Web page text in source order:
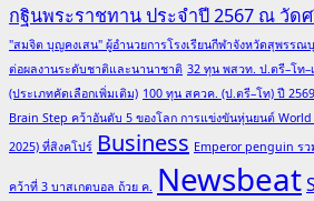
กฐินพระราชทาน ประจำปี 2567 ณ วัด
"สมจิต บุญคงเสน" ผู้อำนวยการโรงเรียนกีฬาจังหวัดสุพรร
ต่อผลงานระดับชาติและนานาชาติ 32 ทุน พสวท. ป.ตรี–โท–
(ประเภทคัดเลือกเพิ่มเติม) 100 ทุน สควค. (ป.ตรี–โท) ปี
Brain Step คว้าอันดับ 5 ของโลก การแข่งขันหุ่นยนต์ World
2025) ที่สิงคโปร์ Business Emperor penguin ร
คว้าที่ 3 บาสเกตบอล ถ้วย ค. Newsbeat